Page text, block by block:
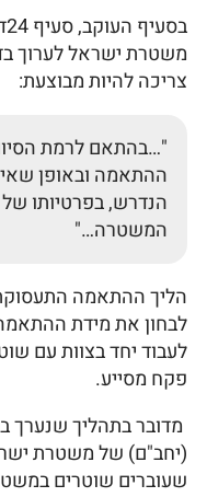
משטרת ישראל לערוך
צריכה להיות מבוצעת:
"…בהתאם לרמת
ההתאמה ובאופן
הנדרש, בפרטיותו
המשטרה…"
הליך ההתאמה
לבחון את מידת
לעבוד יחד בצוות עם
פקח מסייע.
מדובר בתהליך שנערך
(יחב"ם) של משטרת
שעוברים שוטרים